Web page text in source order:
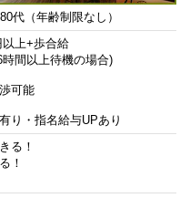
代（年齢制限なし）
上+歩合給
間以上待機の場合)
可能
り・指名給与UPあり
る！
！